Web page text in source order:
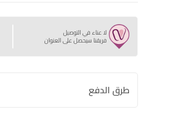
لا عناء في التوصيل
فريقنا سيحصل على العنوان
طرق الدفع